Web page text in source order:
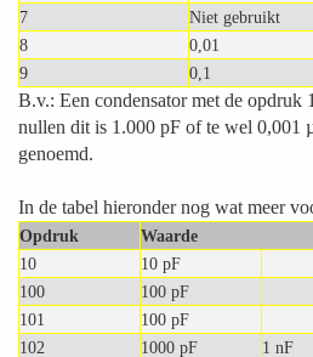
7
Niet gebruikt
8
0,01
9
0,1
B.v.: Een condensator met de opdruk
nullen dit is 1.000 pF of te wel 0,001
genoemd.
In de tabel hieronder nog wat meer
Opdruk
Waarde
10
10 pF
100
100 pF
101
100 pF
102
1000 pF 1 nF